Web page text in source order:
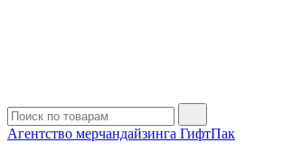
Агентство мерчандайзинга ГифтПак